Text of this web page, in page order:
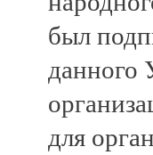
был
данного
для